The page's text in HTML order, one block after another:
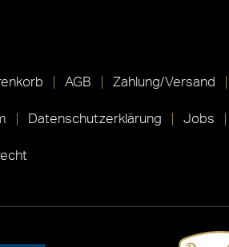
AGB Zahlung/Versand
Datenschutzerklärung Jobs